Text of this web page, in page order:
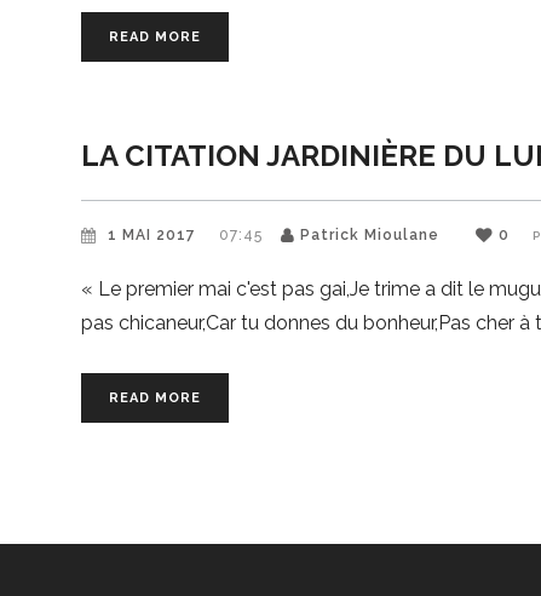
READ MORE
LA CITATION JARDINIÈRE DU
1 MAI 2017 07:45 Patrick Mioulane 0
« Le premier mai c'est pas gai,Je trime a dit le
pas chicaneur,Car tu donnes du bonheur,Pas cher
READ MORE